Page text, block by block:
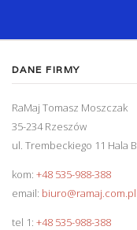
DANE FIRMY
RaMaj Tomasz Moszczak
35-234 Rzeszów
ul. Trembeckiego 11 Hala B
kom: +48 535-988-388
email: biuro@ramaj.com.pl
tel 1: +48 535-988-388